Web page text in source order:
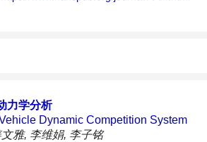
力学分析
Dynamic Competition System
雅, 李维娟, 李子铭